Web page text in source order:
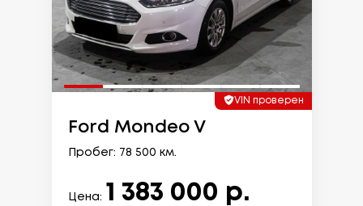
VIN проверен
Ford Mondeo V
Пробег: 78 500 км.
Цена: 1 383 000 р.